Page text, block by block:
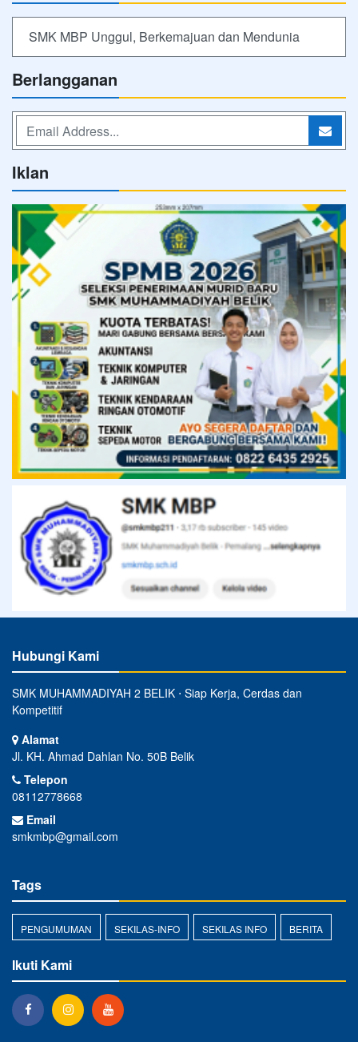
SMK MBP Unggul, Berkemajuan dan Mendunia
Berlangganan
Iklan
Hubungi Kami
SMK MUHAMMADIYAH 2 BELIK ⋅ Siap Kerja, Cerdas dan
Kompetitif
Alamat
Jl. KH. Ahmad Dahlan No. 50B Belik
Telepon
08112778668
Email
smkmbp@gmail.com
Tags
PENGUMUMAN SEKILAS-INFO SEKILAS INFO BERITA
Ikuti Kami